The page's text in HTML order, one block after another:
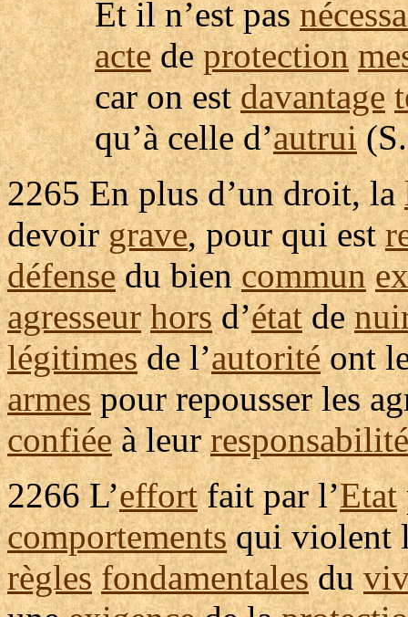
Et il n’est pas
actedeprotection
car on estdavantage
qu’à celle d’autrui
2265 En plus d’un droit, la
devoirgrave, pour qui est
défensedu biencommun
agresseur horsd’étatde
légitimesde l’autoritéont
armespourrepousserles
confiéeà leurresponsabilité
2266 L’effortfait par l’Etat
comportementsquiviolent
règles fondamentalesdu